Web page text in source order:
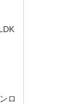
ロ